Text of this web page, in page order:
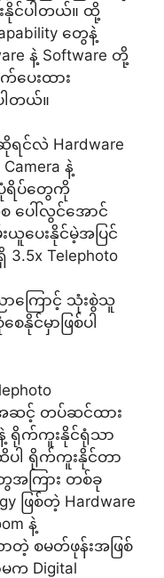
နိုင်ပါတယ်။ ထို့
တွေနဲ့
နဲ့ Software တို့
ေးထား
ါတယ်။
င်လဲ Hardware
နဲ့
ရိပ်တွေကို
ေါ်လွင်အောင်
ပေးနိုင်မဲ့အပြင်
Telephoto
ာကြောင့် သုံးစွဲသူ
နိုင်မှာဖြစ်ပါ
အဆင့် တပ်ဆင်ထား
နဲ့ ရိုက်ကူးနိုင်ရုံသာ
ပါ ရိုက်ကူးနိုင်တာ
အကြား တစ်ခု
ဖြစ်တဲ့ Hardware
နဲ့
ာတဲ့ စမတ်ဖုန်းအဖြစ်
က Digital